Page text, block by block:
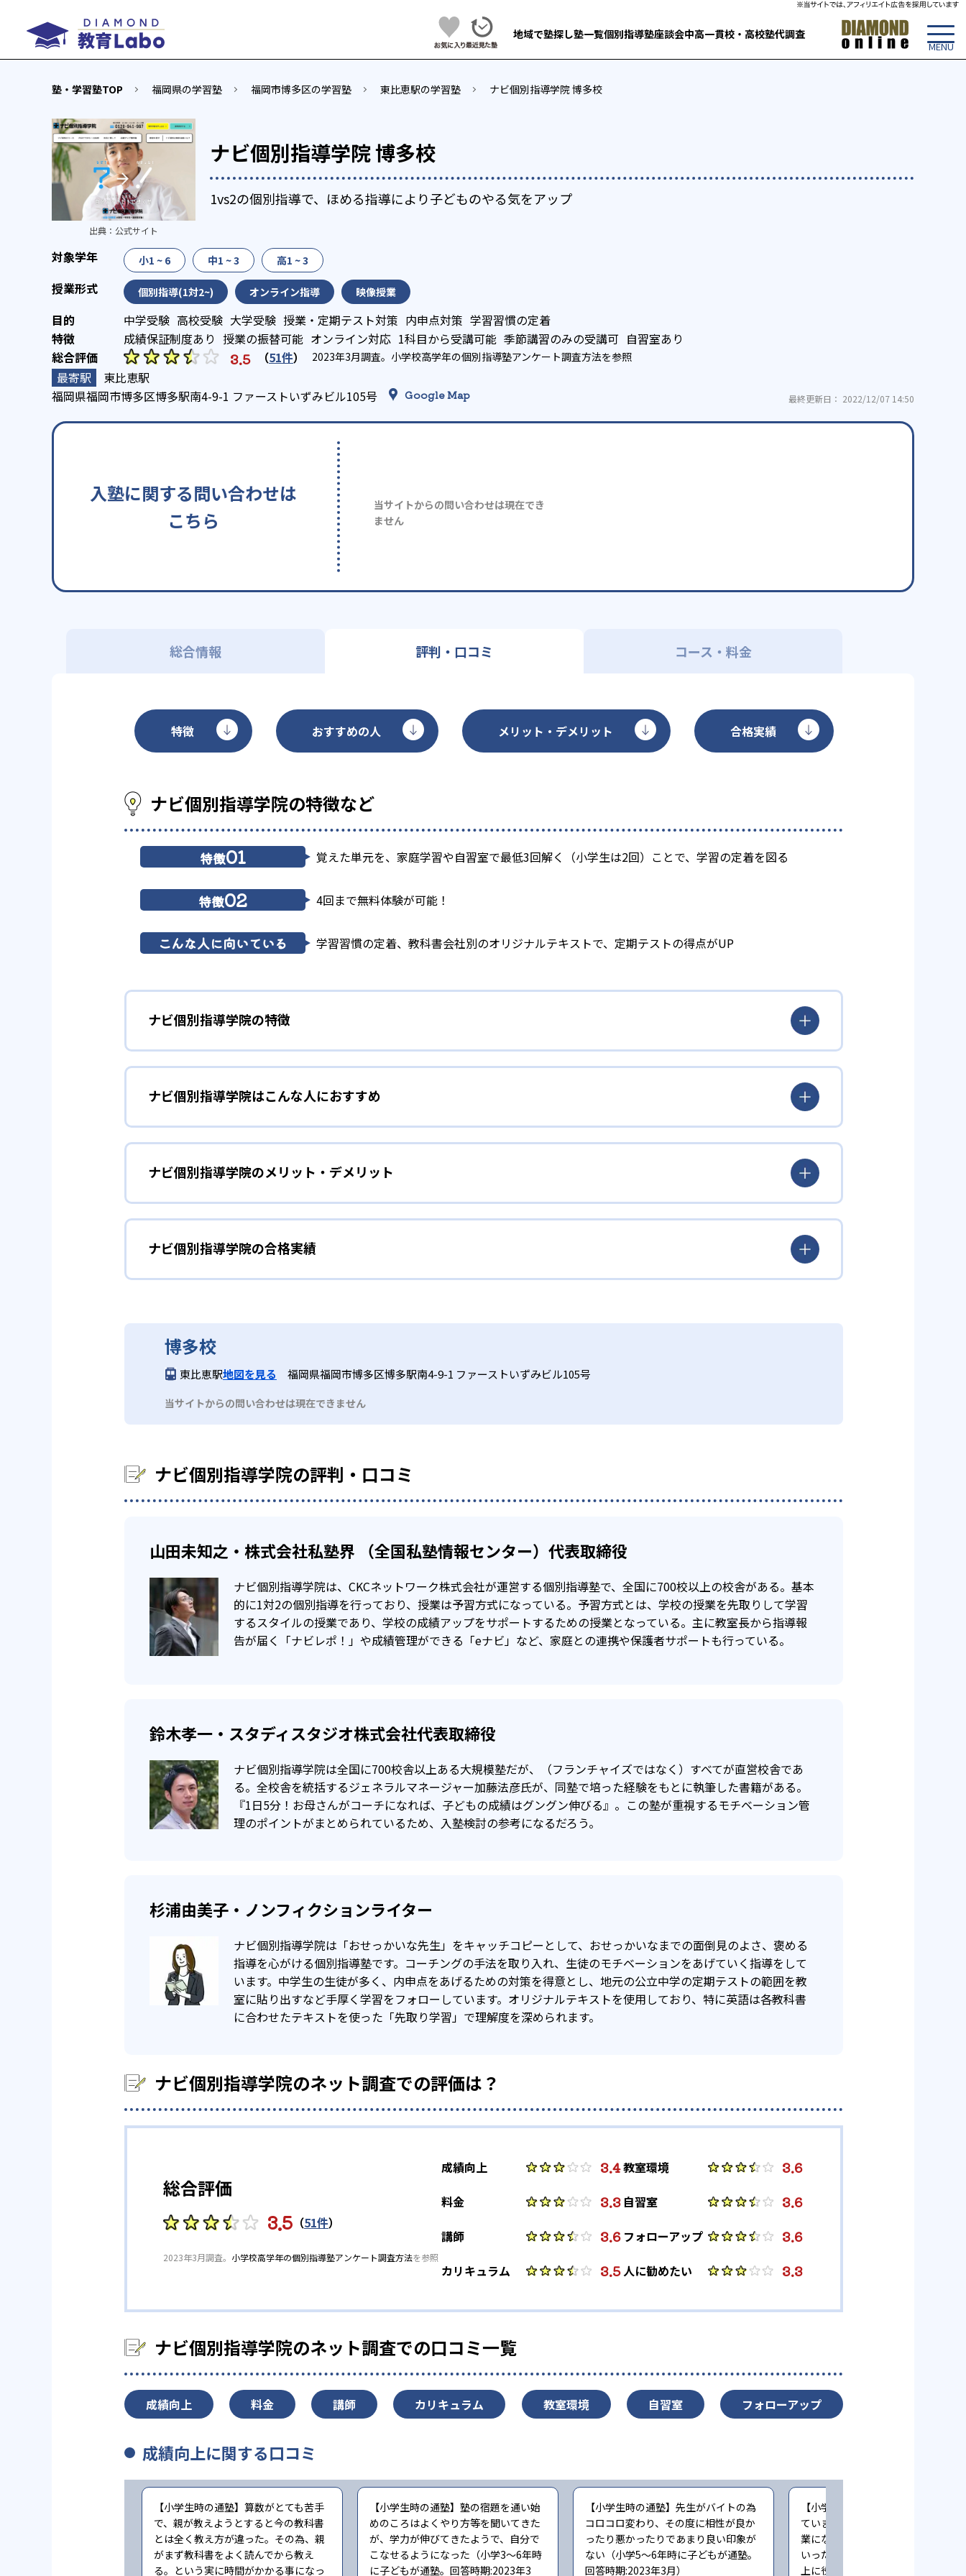
地域で塾探し塾一覧個別指導塾座談会中高一貫校・高校塾代調査
塾・学習塾TOP 福岡県の学習塾 福岡市博多区の学習塾 東比恵駅の学習塾 ナビ個別指導学院 博多校
ナビ個別指導学院 博多校
1vs2の個別指導で、ほめる指導により子どものやる気をアップ
出典： 公式サイト
小1 ~ 6 中1 ~ 3 高1 ~ 3
個別指導(1対2~) オンライン指導 映像授業
中学受験 高校受験 大学受験 授業・定期テスト対策 内申点対策 学習習慣の定着
成績保証制度あり 授業の振替可能 オンライン対応 1科目から受講可能 季節講習のみの受講可 自習室あり
3.5 （51件） 2023年3月調査。 小学校高学年の個別指導塾アンケート調査方法を参照
東比恵駅
福岡県福岡市博多区博多駅南4-9-1 ファーストいずみビル105号
Google Map 最終更新日： 2022/12/07 14:50
入塾に関する問い合わせは
こちら
当サイトからの問い合わせは現在でき
ません
総合情報 評判・口コミ コース・料金
特徴 おすすめの人 メリット・デメリット 合格実績
ナビ個別指導学院の特徴など
特徴01 覚えた単元を、家庭学習や自習室で最低3回解く（小学生は2回）ことで、学習の定着を図る
特徴02 4回まで無料体験が可能！
こんな人に向いている 学習習慣の定着、教科書会社別のオリジナルテキストで、定期テストの得点がUP
ナビ個別指導学院の特徴
01 ほめる指導でやる気をアップ
ナビ個別指導学院の講師は、子どもの小さな頑張りを見逃さず、ほめることで、子どものやる気を引き出すという学習方針をとっ
ている。勉強のやり方が分からずに勉強嫌いであった子どもでも、個別指導で解き方をマスターし、問題が解けたらほめること
で、勉強が楽しくなる。やる気がアップすることで、勉強・授業にどんどん前向きに取り組むように促している。
学習計画については、教室長が全ての生徒の担任となり、計画を策定。以下のような授業サイクルを繰り返す。
個別授業（1vs2で、講師の授業を受ける）
演習（自分で問題を解く）
確認・やり直し（答え合わせをして先生と内容を確認。基本を理解していないと判断した場合は、前の単元へさかのぼり、
自習による反復学習（間違えた問題や類題は宿題でとき直し。さらに、覚えた単元は家庭学習や自習室で、最低でも3回（小
学生は2回）は繰り返し解くことで、学力の定着を図る）
02 オリジナルテキストは教科書の出版社別に作成
で用意しており、反復学習に適した仕様となっている。
学校の定期テストでの成績アップを保証する制度がある。中学生が対象で、中学1年の12月から中学3年生の4月までに入会した生
徒が対象。
定期テストの点数が、60点未満で入会の場合、受講教科が1教科で＋20点以上
60点以上で入会の場合、その教科が80点以上
ナビ個別指導学院はこんな人におすすめ
学習習慣の定着をしたい子ども向け
小学生については、学習習慣を定着させたい、苦手科目をなくしたい、という子どもに向いている。コーチングのテクニックによ
り、やる気を引き出して、勉強に取り組む姿勢づくりを手助けする。開校時間中は自習室を無料でいつでも利用が可能で、自宅で
は集中して勉強できない子どもにとっても便利だ。
中学生 学校の成績を伸ばしたい子ども向け
ナビ個別指導学院で最も強みがあるのが中学生の学校での成績アップだ。「＋20点の成績保証」などを謳うなど、中学校の定期テ
高校生 自分のペースで勉強した生徒向け
子ども一人ひとりに合わせた学習カリキュラム・勉強方法を組み立てることができるので、自分のペースで勉強できる。高校コー
スは、映像・個別授業の両方の授業を用意。
ナビ個別指導学院のメリット・デメリット
どんなメリットがある？
ナビ個別指導学院のメリットは、手頃な授業料で個別指導を受けられること。学校の授業の補習や定期テストの対策のほか、集団
るだろう。
中学生については、地域の中学校の定期テスト対策にきめ細かく対応しており、成績保証制度もあるのが特徴だ。
どんなデメリットがある？
また、科目数が比較的少なめ。小学生「算国英」、中学生「数英国（理社は、テスト前対策を実施）」、高校生「数英」となって
ナビ個別指導学院の合格実績
ナビ個別指導学院は、サイトでは合格実績は公開していない。志望校への実績があるかどうかは、通う予定の教室に問い合わせた
い。
他、多数合格
※2022年3月、当社調べ
博多校
東比恵駅地図を見る 福岡県福岡市博多区博多駅南4-9-1 ファーストいずみビル105号
当サイトからの問い合わせは現在できません
ナビ個別指導学院の評判・口コミ
山田未知之・株式会社私塾界 （全国私塾情報センター）代表取締役
ナビ個別指導学院は、CKCネットワーク株式会社が運営する個別指導塾で、全国に700校以上の校舎がある。基本
的に1対2の個別指導を行っており、授業は予習方式になっている。予習方式とは、学校の授業を先取りして学習
するスタイルの授業であり、学校の成績アップをサポートするための授業となっている。主に教室長から指導報
告が届く「ナビレポ！」や成績管理ができる「eナビ」など、家庭との連携や保護者サポートも行っている。
鈴木孝一・スタディスタジオ株式会社代表取締役
ナビ個別指導学院は全国に700校舎以上ある大規模塾だが、（フランチャイズではなく）すべてが直営校舎であ
る。全校舎を統括するジェネラルマネージャー加藤法彦氏が、同塾で培った経験をもとに執筆した書籍がある。
『1日5分！お母さんがコーチになれば、子どもの成績はグングン伸びる』。この塾が重視するモチベーション管
理のポイントがまとめられているため、入塾検討の参考になるだろう。
杉浦由美子・ノンフィクションライター
ナビ個別指導学院は「おせっかいな先生」をキャッチコピーとして、おせっかいなまでの面倒見のよさ、褒める
指導を心がける個別指導塾です。コーチングの手法を取り入れ、生徒のモチベーションをあげていく指導をして
います。中学生の生徒が多く、内申点をあげるための対策を得意とし、地元の公立中学の定期テストの範囲を教
室に貼り出すなど手厚く学習をフォローしています。オリジナルテキストを使用しており、特に英語は各教科書
に合わせたテキストを使った「先取り学習」で理解度を深められます。
ナビ個別指導学院のネット調査での評価は？
総合評価
3.5 （51件）
2023年3月調査。 小学校高学年の個別指導塾アンケート調査方法を参照
成績向上 3.4
料金 3.3
講師 3.6
カリキュラム 3.5
教室環境 3.6
自習室 3.6
フォローアップ 3.6
人に勧めたい 3.3
ナビ個別指導学院のネット調査での口コミ一覧
成績向上 料金 講師 カリキュラム 教室環境 自習室 フォローアップ
成績向上に関する口コミ
【小学生時の通塾】算数がとても苦手
で、親が教えようとすると今の教科書
とは全く教え方が違った。その為、親
がまず教科書をよく読んでから教え
る。という実に時間がかかる事になっ
【小学生時の通塾】塾の宿題を通い始
めのころはよくやり方等を聞いてきた
が、学力が伸びてきたようで、自分で
こなせるようになった（小学3〜6年時
に子どもが通塾。回答時期:2023年3
【小学生時の通塾】先生がバイトの為
コロコロ変わり、その度に相性が良か
ったり悪かったりであまり良い印象が
ない（小学5〜6年時に子どもが通塾。
回答時期:2023年3月）
【小学生時の通塾】最初は楽しく通
ていましたが、コロナ禍でリモート
業になり、モチベーションが下がっ
いったように思います。多少の成績
上に役立ったと思いますが目立って